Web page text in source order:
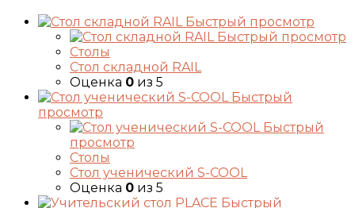
Быстрый просмотр
Быстрый просмотр
Столы
Стол складной RAIL
Оценка 0 из 5
Быстрый
просмотр
Быстрый
просмотр
Столы
Стол ученический S-COOL
Оценка 0 из 5
Быстрый